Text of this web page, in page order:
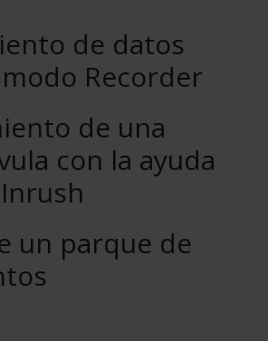
de datos
Recorder
de una
con la ayuda
un parque de